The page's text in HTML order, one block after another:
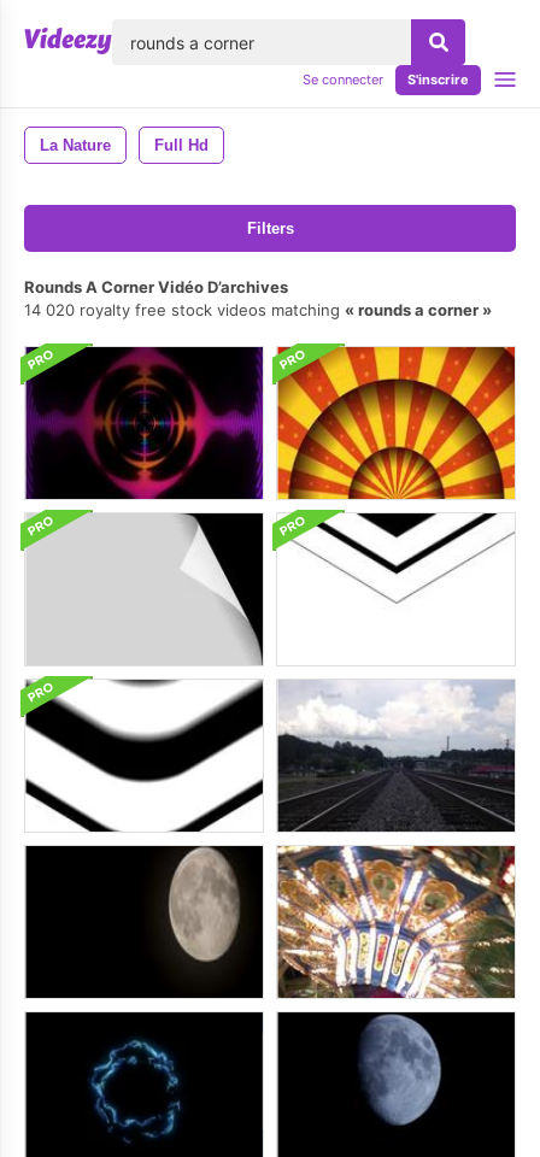
Se connecter S'inscrire
La Nature Full Hd
Filters
Rounds A Corner Vidéo D’archives
14 020 royalty free stock videos matching
rounds a corner